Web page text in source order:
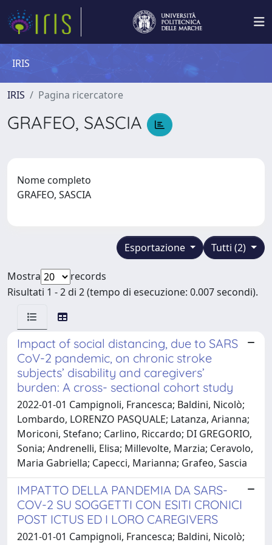
IRIS
IRIS Pagina ricercatore
GRAFEO, SASCIA
Nome completo
GRAFEO, SASCIA
Tutti (2)
Esportazione
Mostra
records
Risultati 1 - 2 di 2 (tempo di esecuzione: 0.007 secondi).
Impact of social distancing, due to SARS
CoV-2 pandemic, on chronic stroke
subjects’ disability and caregivers’
burden: A cross- sectional cohort study
2022-01-01 Campignoli, Francesca; Baldini, Nicolò;
Lombardo, LORENZO PASQUALE; Latanza, Arianna;
Moriconi, Stefano; Carlino, Riccardo; DI GREGORIO,
Sonia; Andrenelli, Elisa; Millevolte, Marzia; Ceravolo,
Maria Gabriella; Capecci, Marianna; Grafeo, Sascia
IMPATTO DELLA PANDEMIA DA SARS-
COV-2 SU SOGGETTI CON ESITI CRONICI
POST ICTUS ED I LORO CAREGIVERS
2021-01-01 Campignoli, Francesca; Baldini, Nicolò;